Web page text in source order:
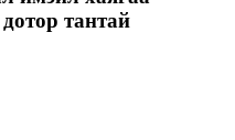
тантай